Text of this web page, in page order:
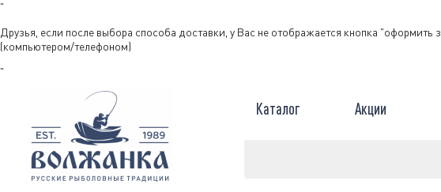
"
Друзья, если после выбора способа доставки, у Вас не отображается кнопка
(компьютером/телефоном)
"
Каталог Акции